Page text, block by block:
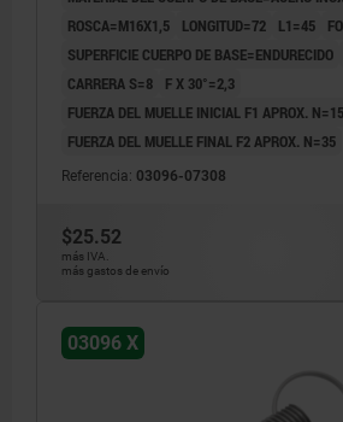
ROSCA=M16X1,5
LONGITUD=72 L1=45
SUPERFICIE CUERPO DE BASE=ENDURECIDO
CARRERA S=8
F X 30°=2,3
FUERZA DEL MUELLE INICIAL F1 APROX. N=15
FUERZA DEL MUELLE FINAL F2 APROX. N=35
Referencia: 03096-07308
$25.52
más IVA.
más gastos de envío
03096 X